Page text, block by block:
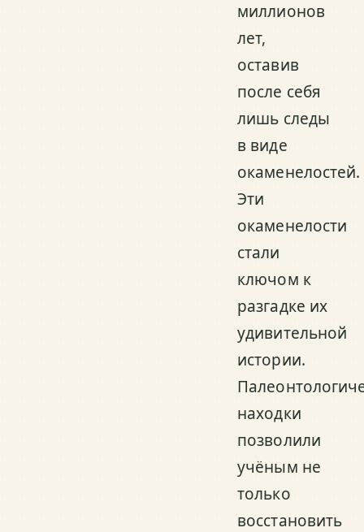
миллионов
лет,
оставив
после себя
лишь следы
в виде
окаменелостей.
Эти
окаменелости
стали
ключом к
разгадке их
удивительной
истории.
находки
позволили
учёным не
только
восстановить